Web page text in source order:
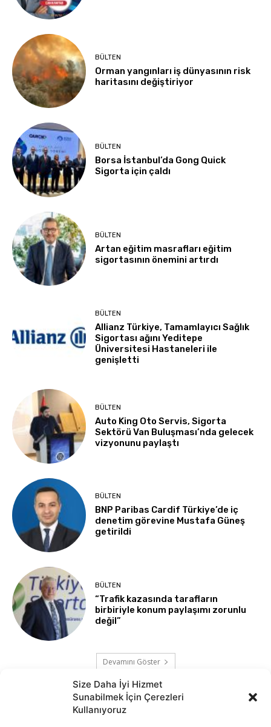
Size Daha İyi Hizmet
Sunabilmek İçin Çerezleri
Kullanıyoruz
BÜLTEN
Orman yangınları iş dünyasının risk
haritasını değiştiriyor
BÜLTEN
Borsa İstanbul’da Gong Quick
Sigorta için çaldı
BÜLTEN
Artan eğitim masrafları eğitim
sigortasının önemini artırdı
BÜLTEN
Allianz Türkiye, Tamamlayıcı Sağlık
Sigortası ağını Yeditepe
Üniversitesi Hastaneleri ile
genişletti
BÜLTEN
Auto King Oto Servis, Sigorta
Sektörü Van Buluşması’nda gelecek
vizyonunu paylaştı
BÜLTEN
BNP Paribas Cardif Türkiye’de iç
denetim görevine Mustafa Güneş
getirildi
BÜLTEN
“Trafik kazasında tarafların
birbiriyle konum paylaşımı zorunlu
değil”
Devamını Göster